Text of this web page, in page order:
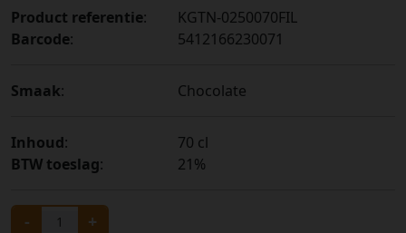
Product referentie:
KGTN-0250070FIL
Barcode: 5412166230071
Smaak: Chocolate
Inhoud:
70 cl
BTW toeslag: 21%
- +